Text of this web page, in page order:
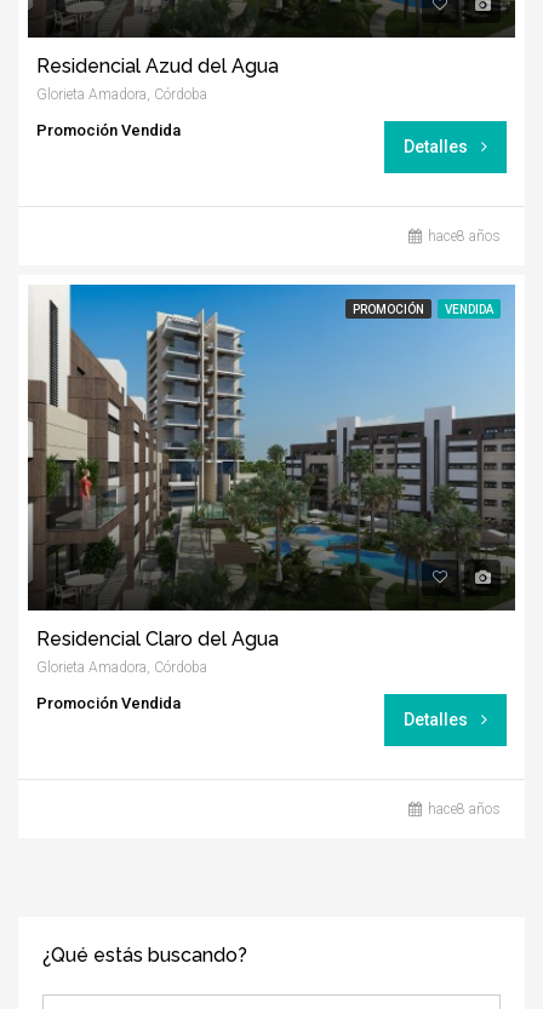
Residencial Azud del Agua
Glorieta Amadora, Córdoba
Promoción Vendida
Detalles
hace8 años
PROMOCIÓN VENDIDA
Residencial Claro del Agua
Glorieta Amadora, Córdoba
Promoción Vendida
Detalles
hace8 años
¿Qué estás buscando?